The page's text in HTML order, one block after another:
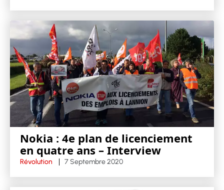
Nokia : 4e plan de licenciement
en quatre ans – Interview
Révolution 7 Septembre 2020